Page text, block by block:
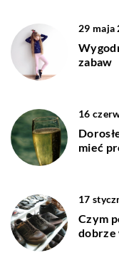
29 maja
zabaw
16
mieć
17
Czym
dobrze